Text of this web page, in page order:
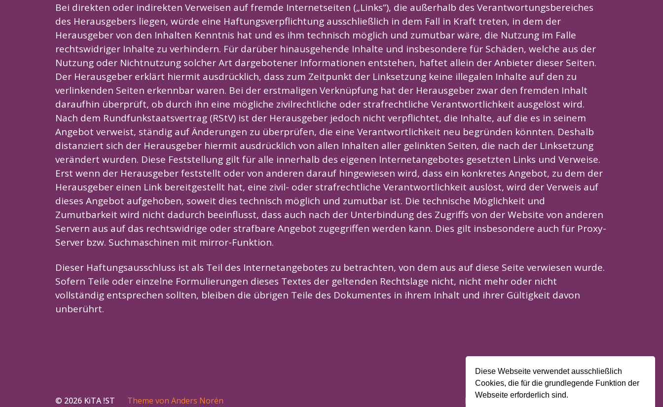
Diese Webseite verwendet ausschließlich
Cookies, die für die grundlegende Funktion der
Webseite erforderlich sind.
Bei direkten oder indirekten Verweisen auf fremde Internetseiten („Links“), die außerhalb des Verantwortungsbereiches
des Herausgebers liegen, würde eine Haftungsverpflichtung ausschließlich in dem Fall in Kraft treten, in dem der
Herausgeber von den Inhalten Kenntnis hat und es ihm technisch möglich und zumutbar wäre, die Nutzung im Falle
rechtswidriger Inhalte zu verhindern. Für darüber hinausgehende Inhalte und insbesondere für Schäden, welche aus der
Nutzung oder Nichtnutzung solcher Art dargebotener Informationen entstehen, haftet allein der Anbieter dieser Seiten.
Der Herausgeber erklärt hiermit ausdrücklich, dass zum Zeitpunkt der Linksetzung keine illegalen Inhalte auf den zu
verlinkenden Seiten erkennbar waren. Bei der erstmaligen Verknüpfung hat der Herausgeber zwar den fremden Inhalt
daraufhin überprüft, ob durch ihn eine mögliche zivilrechtliche oder strafrechtliche Verantwortlichkeit ausgelöst wird.
Nach dem Rundfunkstaatsvertrag (RStV) ist der Herausgeber jedoch nicht verpflichtet, die Inhalte, auf die es in seinem
Angebot verweist, ständig auf Änderungen zu überprüfen, die eine Verantwortlichkeit neu begründen könnten. Deshalb
distanziert sich der Herausgeber hiermit ausdrücklich von allen Inhalten aller gelinkten Seiten, die nach der Linksetzung
verändert wurden. Diese Feststellung gilt für alle innerhalb des eigenen Internetangebotes gesetzten Links und Verweise.
Erst wenn der Herausgeber feststellt oder von anderen darauf hingewiesen wird, dass ein konkretes Angebot, zu dem der
Herausgeber einen Link bereitgestellt hat, eine zivil- oder strafrechtliche Verantwortlichkeit auslöst, wird der Verweis auf
dieses Angebot aufgehoben, soweit dies technisch möglich und zumutbar ist. Die technische Möglichkeit und
Zumutbarkeit wird nicht dadurch beeinflusst, dass auch nach der Unterbindung des Zugriffs von der Website von anderen
Servern aus auf das rechtswidrige oder strafbare Angebot zugegriffen werden kann. Dies gilt insbesondere auch für Proxy-
Server bzw. Suchmaschinen mit mirror-Funktion.
Dieser Haftungsausschluss ist als Teil des Internetangebotes zu betrachten, von dem aus auf diese Seite verwiesen wurde.
Sofern Teile oder einzelne Formulierungen dieses Textes der geltenden Rechtslage nicht, nicht mehr oder nicht
vollständig entsprechen sollten, bleiben die übrigen Teile des Dokumentes in ihrem Inhalt und ihrer Gültigkeit davon
unberührt.
Kontakt Impressum Datenschutz
© 2026 KiTA !ST Theme von Anders Norén